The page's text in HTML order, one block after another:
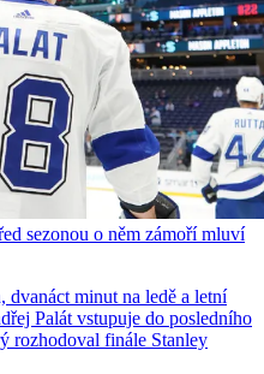
sezonou o něm zámoří mluví
dvanáct minut na ledě a letní
Palát vstupuje do posledního
rozhodoval finále Stanley